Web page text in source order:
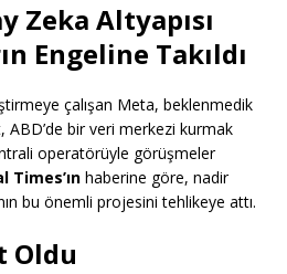
Zeka Altyapısı
Engeline Takıldı
çalışan Meta, beklenmedik
ABD’de bir veri merkezi kurmak
operatörüyle görüşmeler
Times’ın haberine göre, nadir
bu önemli projesini tehlikeye attı.
Oldu